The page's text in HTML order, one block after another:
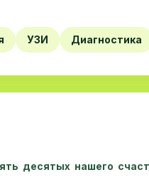
УЗИ Диагностика
десятых нашего